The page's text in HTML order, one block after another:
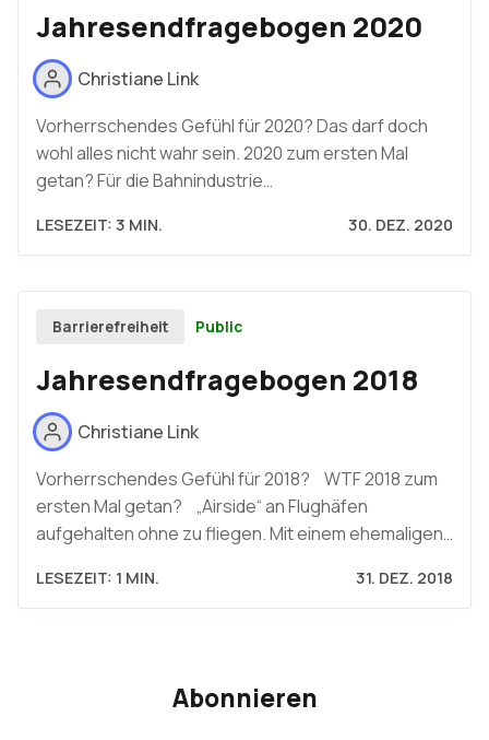
Jahresendfragebogen 2020
Christiane Link
Vorherrschendes Gefühl für 2020? Das darf doch
wohl alles nicht wahr sein. 2020 zum ersten Mal
getan? Für die Bahnindustrie…
LESEZEIT: 3 MIN. 30. DEZ. 2020
Barrierefreiheit Public
Jahresendfragebogen 2018
Christiane Link
Vorherrschendes Gefühl für 2018? WTF 2018 zum
ersten Mal getan? „Airside“ an Flughäfen
aufgehalten ohne zu fliegen. Mit einem ehemaligen…
LESEZEIT: 1 MIN. 31. DEZ. 2018
Abonnieren